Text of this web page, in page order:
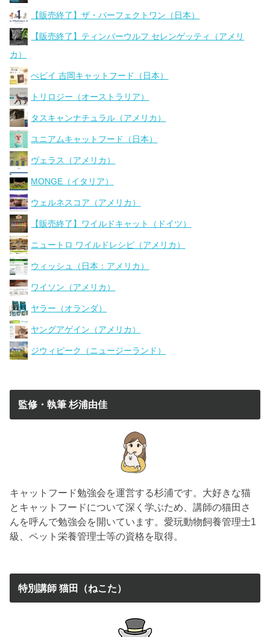
【販売終了】ザ・パーフェクトワン（日本）
【販売終了】ティンバーウルフ セレンゲッティ（アメリ
カ）
ぺピイ 吉岡キャットフード（日本）
トリロジー（オーストラリア）
タスキャンナチュラル（アメリカ）
ユニアムキャットフード（日本）
ヴェラス（アメリカ）
MONGE（イタリア）
ウェルネスコア（アメリカ）
【販売終了】ワイルドキャット（ドイツ）
ニュートロ ワイルドレシピ（アメリカ）
ウィッシュ（日本：アメリカ）
ワイソン（アメリカ）
ヤラー（オランダ）
ヤングアゲイン（アメリカ）
ジウィピーク（ニュージーランド）
監修・執筆 杉浦由佳
キャットフード勉強会を運営する杉浦です。大好きな猫
とキャットフードについて深く学ぶため、講師の猫田さ
んを呼んで勉強会を開いています。愛玩動物飼養管理士1
級、ペット栄養管理士等の資格を取得。
特別講師 猫田（ねこた）